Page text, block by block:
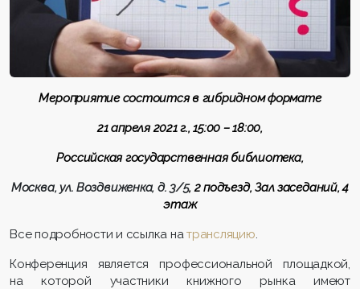
Мероприятие состоится в гибридном формате
21 апреля 2021 г., 15:00 – 18:00,
Российская государственная библиотека,
Москва, ул. Воздвиженка, д. 3/5, 2 подъезд, Зал заседаний, 4
этаж
Все подробности и ссылка натрансляцию.
Конференция является профессиональной площадкой,
на которой участники книжного рынка имеют